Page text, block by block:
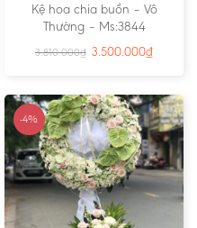
Kệ hoa chia buồn – Vô
Thường – Ms:3844
3.810.000₫ 3.500.000₫
-4%